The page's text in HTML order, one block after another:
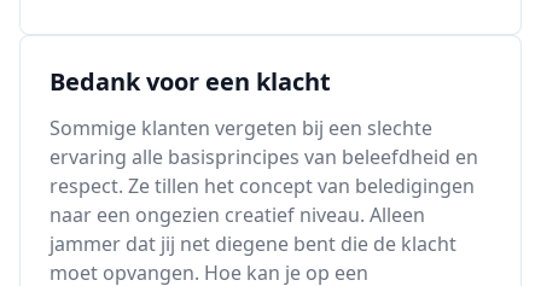
Bedank voor een klacht
Sommige klanten vergeten bij een slechte
ervaring alle basisprincipes van beleefdheid en
respect. Ze tillen het concept van beledigingen
naar een ongezien creatief niveau. Alleen
jammer dat jij net diegene bent die de klacht
moet opvangen. Hoe kan je op een